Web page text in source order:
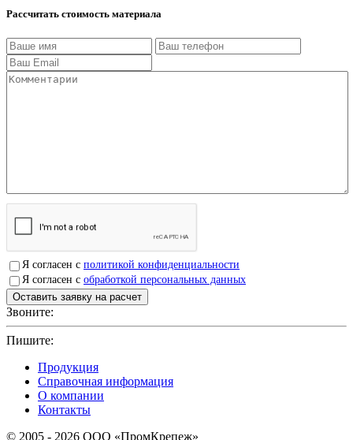
Рассчитать стоимость материала
Я согласен с политикой конфиденциальности
Я согласен с обработкой персональных данных
Звоните:
Пишите:
Продукция
Справочная информация
О компании
Контакты
© 2005 - 2026 OOO «ПромКрепеж»